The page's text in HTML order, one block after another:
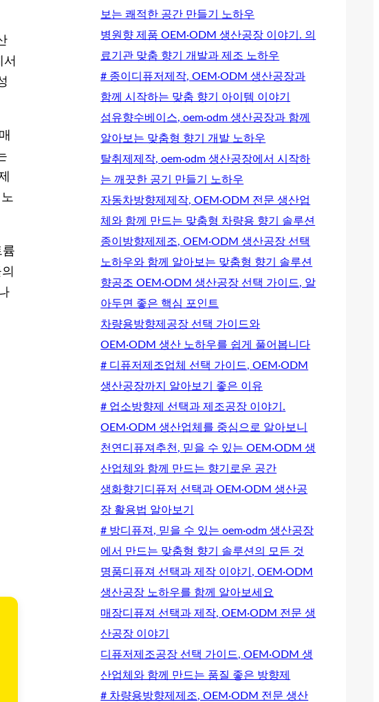
륨
보는 쾌적한 공간 만들기 노하우
병원향 제품 OEM·ODM 생산공장 이야기. 의
료기관 맞춤 향기 개발과 제조 노하우
# 종이디퓨저제작, OEM·ODM 생산공장과
함께 시작하는 맞춤 향기 아이템 이야기
섬유향수베이스, oem·odm 생산공장과 함께
알아보는 맞춤형 향기 개발 노하우
탈취제제작, oem·odm 생산공장에서 시작하
는 깨끗한 공기 만들기 노하우
자동차방향제제작, OEM·ODM 전문 생산업
체와 함께 만드는 맞춤형 차량용 향기 솔루션
종이방향제제조, OEM·ODM 생산공장 선택
노하우와 함께 알아보는 맞춤형 향기 솔루션
향공조 OEM·ODM 생산공장 선택 가이드, 알
아두면 좋은 핵심 포인트
차량용방향제공장 선택 가이드와
OEM·ODM 생산 노하우를 쉽게 풀어봅니다
# 디퓨저제조업체 선택 가이드, OEM·ODM
생산공장까지 알아보기 좋은 이유
# 업소방향제 선택과 제조공장 이야기.
OEM·ODM 생산업체를 중심으로 알아보니
천연디퓨져추천, 믿을 수 있는 OEM·ODM 생
산업체와 함께 만드는 향기로운 공간
생화향기디퓨저 선택과 OEM·ODM 생산공
장 활용법 알아보기
# 방디퓨져, 믿을 수 있는 oem·odm 생산공장
에서 만드는 맞춤형 향기 솔루션의 모든 것
명품디퓨져 선택과 제작 이야기, OEM·ODM
생산공장 노하우를 함께 알아보세요
매장디퓨져 선택과 제작, OEM·ODM 전문 생
산공장 이야기
디퓨저제조공장 선택 가이드, OEM·ODM 생
산업체와 함께 만드는 품질 좋은 방향제
# 차량용방향제제조, OEM·ODM 전문 생산